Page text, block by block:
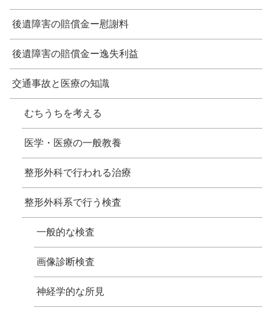
後遺障害の賠償金ー慰謝料
後遺障害の賠償金ー逸失利益
交通事故と医療の知識
むちうちを考える
医学・医療の一般教養
整形外科で行われる治療
整形外科系で行う検査
一般的な検査
画像診断検査
神経学的な所見